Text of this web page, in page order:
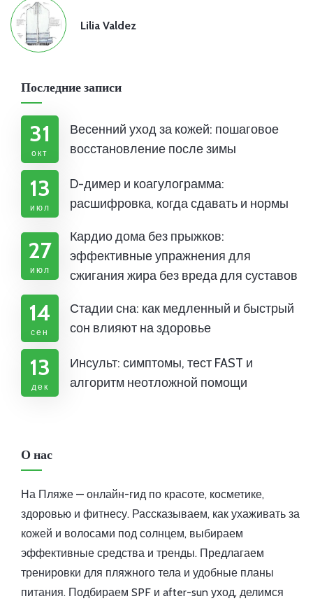
Lilia Valdez
Последние записи
31
окт
Весенний уход за кожей: пошаговое
восстановление после зимы
13
июл
D-димер и коагулограмма:
расшифровка, когда сдавать и нормы
27
июл
Кардио дома без прыжков:
эффективные упражнения для
сжигания жира без вреда для суставов
14
сен
Стадии сна: как медленный и быстрый
сон влияют на здоровье
13
дек
Инсульт: симптомы, тест FAST и
алгоритм неотложной помощи
О нас
На Пляже — онлайн-гид по красоте, косметике,
здоровью и фитнесу. Рассказываем, как ухаживать за
кожей и волосами под солнцем, выбираем
эффективные средства и тренды. Предлагаем
тренировки для пляжного тела и удобные планы
питания. Подбираем SPF и after-sun уход, делимся